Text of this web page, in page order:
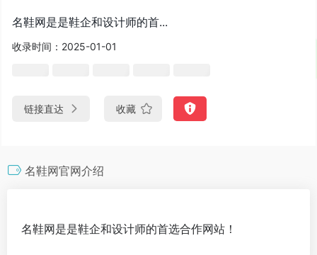
名鞋网是是鞋企和设计师的首...
收录时间：2025-01-01
链接直达 收藏
名鞋网官网介绍
名鞋网是是鞋企和设计师的首选合作网站！